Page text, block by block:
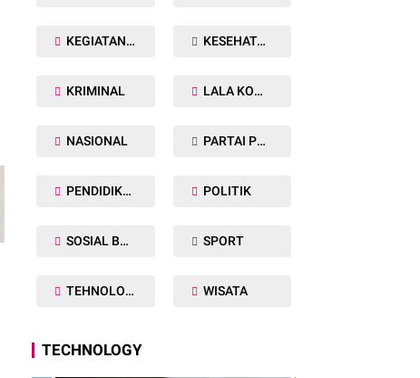
KEGIATAN TNI POLRI KESEHATAN
KRIMINAL LALA KOMALAWATI
NASIONAL PARTAI POLITIK
PENDIDIKAN POLITIK
SOSIAL BUDAYA SPORT
TEHNOLOGY WISATA
TECHNOLOGY